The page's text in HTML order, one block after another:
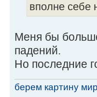
вполне себе
Меня бы
падений.
Но последние
берем картину